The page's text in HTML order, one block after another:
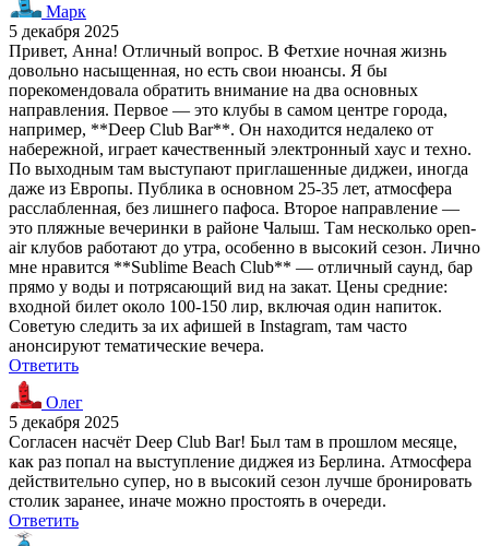
Марк
5 декабря 2025
Привет, Анна! Отличный вопрос. В Фетхие ночная жизнь
довольно насыщенная, но есть свои нюансы. Я бы
порекомендовала обратить внимание на два основных
направления. Первое — это клубы в самом центре города,
например, **Deep Club Bar**. Он находится недалеко от
набережной, играет качественный электронный хаус и техно.
По выходным там выступают приглашенные диджеи, иногда
даже из Европы. Публика в основном 25-35 лет, атмосфера
расслабленная, без лишнего пафоса. Второе направление —
это пляжные вечеринки в районе Чалыш. Там несколько open-
air клубов работают до утра, особенно в высокий сезон. Лично
мне нравится **Sublime Beach Club** — отличный саунд, бар
прямо у воды и потрясающий вид на закат. Цены средние:
входной билет около 100-150 лир, включая один напиток.
Советую следить за их афишей в Instagram, там часто
анонсируют тематические вечера.
Ответить
Олег
5 декабря 2025
Согласен насчёт Deep Club Bar! Был там в прошлом месяце,
как раз попал на выступление диджея из Берлина. Атмосфера
действительно супер, но в высокий сезон лучше бронировать
столик заранее, иначе можно простоять в очереди.
Ответить